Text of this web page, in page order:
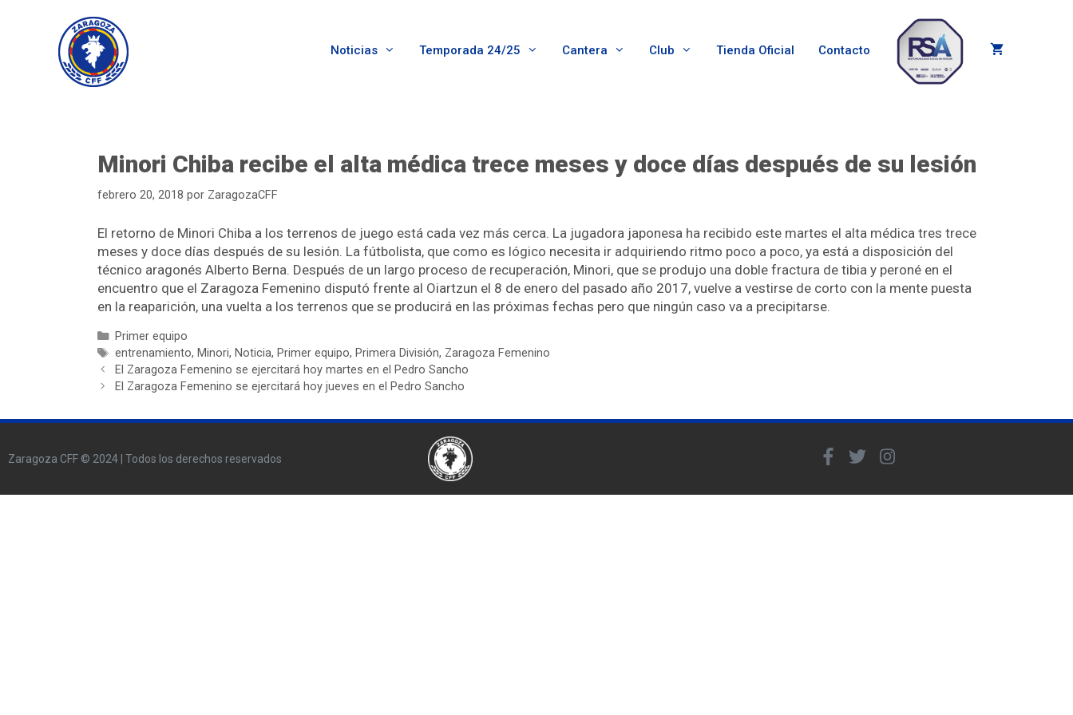
Noticias Temporada 24/25 Cantera Club Tienda Oficial Contacto
Minori Chiba recibe el alta médica trece meses y doce días después de su lesión
febrero 20, 2018 por ZaragozaCFF
El retorno de Minori Chiba a los terrenos de juego está cada vez más cerca. La jugadora japonesa ha recibido este martes el alta médica tres trece
meses y doce días después de su lesión. La fútbolista, que como es lógico necesita ir adquiriendo ritmo poco a poco, ya está a disposición del
técnico aragonés Alberto Berna. Después de un largo proceso de recuperación, Minori, que se produjo una doble fractura de tibia y peroné en el
encuentro que el Zaragoza Femenino disputó frente al Oiartzun el 8 de enero del pasado año 2017, vuelve a vestirse de corto con la mente puesta
en la reaparición, una vuelta a los terrenos que se producirá en las próximas fechas pero que ningún caso va a precipitarse.
Primer equipo
entrenamiento, Minori, Noticia, Primer equipo, Primera División, Zaragoza Femenino
El Zaragoza Femenino se ejercitará hoy martes en el Pedro Sancho
El Zaragoza Femenino se ejercitará hoy jueves en el Pedro Sancho
Zaragoza CFF © 2024 | Todos los derechos reservados